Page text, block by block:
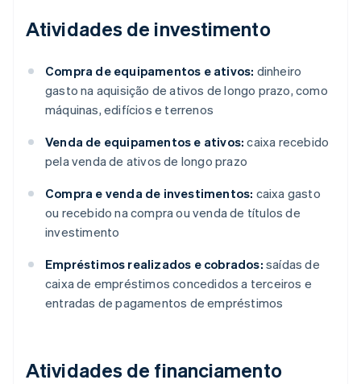
Atividades de investimento
Compra de equipamentos e ativos: dinheiro
gasto na aquisição de ativos de longo prazo, como
máquinas, edifícios e terrenos
Venda de equipamentos e ativos: caixa recebido
pela venda de ativos de longo prazo
Compra e venda de investimentos: caixa gasto
ou recebido na compra ou venda de títulos de
investimento
Empréstimos realizados e cobrados: saídas de
caixa de empréstimos concedidos a terceiros e
entradas de pagamentos de empréstimos
Atividades de financiamento